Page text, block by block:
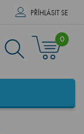
PŘÍHLÁSIT SE
0